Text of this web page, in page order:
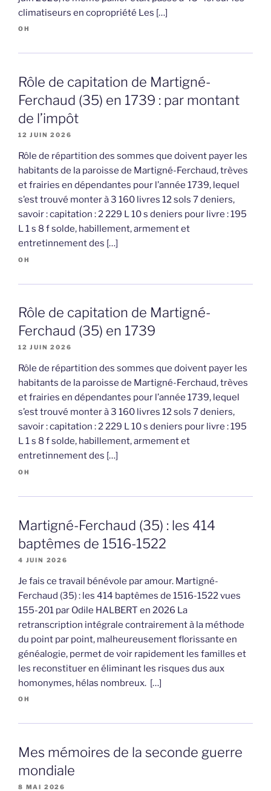
climatiseurs en copropriété Les […]
OH
Rôle de capitation de Martigné-
Ferchaud (35) en 1739 : par montant
de l’impôt
12 JUIN 2026
Rôle de répartition des sommes que doivent payer les
habitants de la paroisse de Martigné-Ferchaud, trèves
et frairies en dépendantes pour l’année 1739, lequel
s’est trouvé monter à 3 160 livres 12 sols 7 deniers,
savoir : capitation : 2 229 L 10 s deniers pour livre : 195
L 1 s 8 f solde, habillement, armement et
entretinnement des […]
OH
Rôle de capitation de Martigné-
Ferchaud (35) en 1739
12 JUIN 2026
Rôle de répartition des sommes que doivent payer les
habitants de la paroisse de Martigné-Ferchaud, trèves
et frairies en dépendantes pour l’année 1739, lequel
s’est trouvé monter à 3 160 livres 12 sols 7 deniers,
savoir : capitation : 2 229 L 10 s deniers pour livre : 195
L 1 s 8 f solde, habillement, armement et
entretinnement des […]
OH
Martigné-Ferchaud (35) : les 414
baptêmes de 1516-1522
4 JUIN 2026
Je fais ce travail bénévole par amour. Martigné-
Ferchaud (35) : les 414 baptêmes de 1516-1522 vues
155-201 par Odile HALBERT en 2026 La
retranscription intégrale contrairement à la méthode
du point par point, malheureusement florissante en
généalogie, permet de voir rapidement les familles et
les reconstituer en éliminant les risques dus aux
homonymes, hélas nombreux. […]
OH
Mes mémoires de la seconde guerre
mondiale
8 MAI 2026